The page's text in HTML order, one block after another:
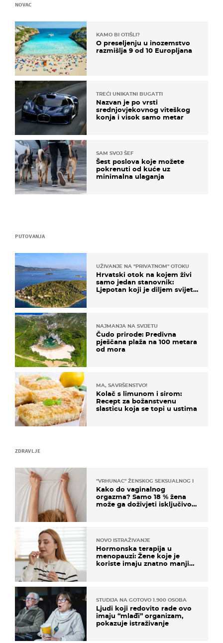
ZDRAVLJE
"VRHUNAC" ŽENSKOG SEKSUALNOG ISKUSTVA
Kako do vaginalnog
orgazma? Samo 18 % žena
može ga doživjeti isključivo
NOVO ISTRAŽIVANJE
Hormonska terapija u
menopauzi: Žene koje je
koriste imaju znatno manji
STUDIJA NA GOTOVO 1.900 OSOBA
Ljudi koji redovito rade ovo
imaju “mlađi” organizam,
pokazuje istraživanje
PUTOVANJA
UŽIVANJE NA "PRIVATNOM" OTOKU
Hrvatski otok na kojem živi
samo jedan stanovnik:
Ljepotan koji je diljem svijeta
NAJMANJA NA SVIJETU
Čudo prirode: Predivna
pješčana plaža na 100 metara
od mora
MA, SAVRŠENSTVO!
Kolač s limunom i sirom:
Recept za božanstvenu
slasticu koja se topi u ustima
NOVAC
KAMO BI OTIŠLI?
O preseljenju u inozemstvo
razmišlja 9 od 10 Europljana
TREĆI UNIKATNI BUGATTI
Nazvan je po vrsti
srednjovjekovnog viteškog
konja i visok samo metar
SAM SVOJ ŠEF
Šest poslova koje možete
pokrenuti od kuće uz
minimalna ulaganja